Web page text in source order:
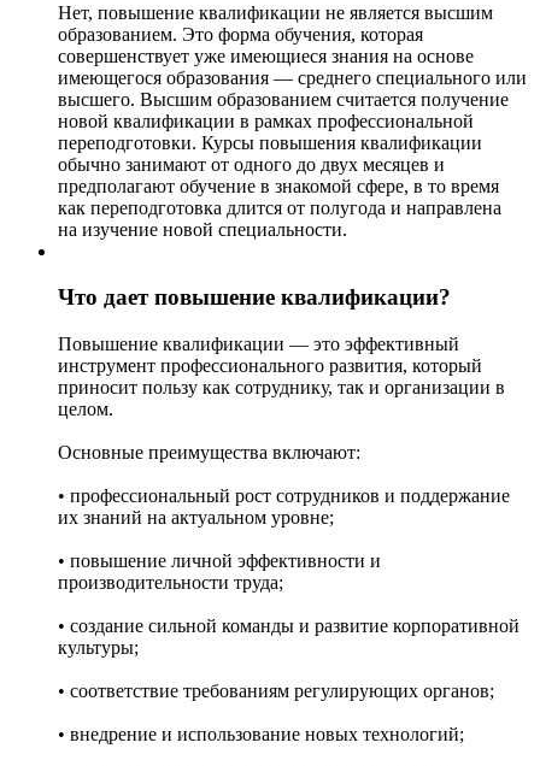
Нет, повышение квалификации не является высшим
образованием. Это форма обучения, которая
совершенствует уже имеющиеся знания на основе
имеющегося образования — среднего специального или
высшего. Высшим образованием считается получение
новой квалификации в рамках профессиональной
переподготовки. Курсы повышения квалификации
обычно занимают от одного до двух месяцев и
предполагают обучение в знакомой сфере, в то время
как переподготовка длится от полугода и направлена
на изучение новой специальности.
Что дает повышение квалификации?
Повышение квалификации — это эффективный
инструмент профессионального развития, который
приносит пользу как сотруднику, так и организации в
целом.
Основные преимущества включают:
• профессиональный рост сотрудников и поддержание
их знаний на актуальном уровне;
• повышение личной эффективности и
производительности труда;
• создание сильной команды и развитие корпоративной
культуры;
• соответствие требованиям регулирующих органов;
• внедрение и использование новых технологий;